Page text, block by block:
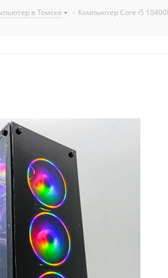
в Томске - Компьютер Core i5